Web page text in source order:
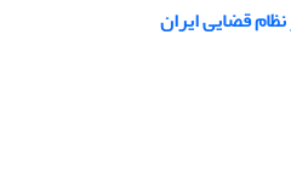
قضایی ایران